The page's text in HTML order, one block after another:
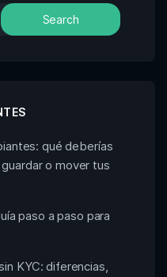
qué deberías
o mover tus
paso a paso para
KYC: diferencias,